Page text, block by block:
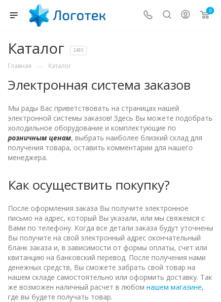
0
Каталог 2485
Главная — Каталог
Электронная система заказов
Мы рады Вас приветствовать на страницах нашей
электронной системы заказов! Здесь Вы можете подобрать
холодильное оборудование и комплектующие по
розничным ценам, выбрать наиболее близкий склад для
получения товара, оставить комментарии для нашего
менеджера.
Как осуществить покупку?
После оформления заказа Вы получите электронное
письмо на адрес, который Вы указали, или мы свяжемся с
Вами по телефону. Когда все детали заказа будут уточнены
Вы получите на свой электронный адрес окончательный
бланк заказа и, в зависимости от формы оплаты, счет или
квитанцию на банковский перевод. После получения нами
денежных средств, Вы сможете забрать свой товар на
нашем складе самостоятельно или оформить доставку. Так
же возможен наличный расчет в любом нашем магазине,
где вы будете получать товар.